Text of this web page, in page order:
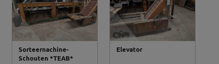
Sorteernachine-
Schouten *TEAB*
Elevator